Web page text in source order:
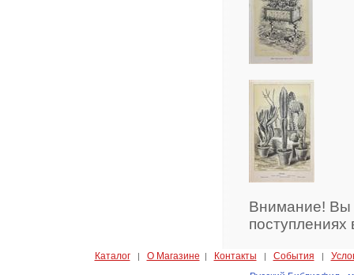
Внимание! Вы
Каталог| О Магазине | Контакты | События |